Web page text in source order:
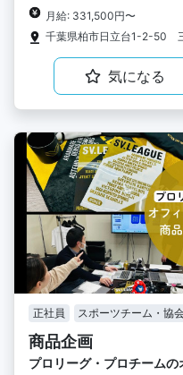
月給: 331,500円〜
千葉県柏市日立台1-2-50
気になる
正社員 スポーツチーム・協
商品企画
プロリーグ・プロチーム